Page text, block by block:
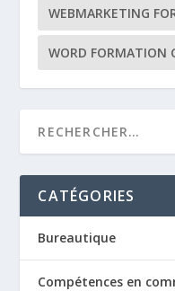
WEBMARKETING
WORD FORMATION
CATÉGORIES
Bureautique
Compétences en